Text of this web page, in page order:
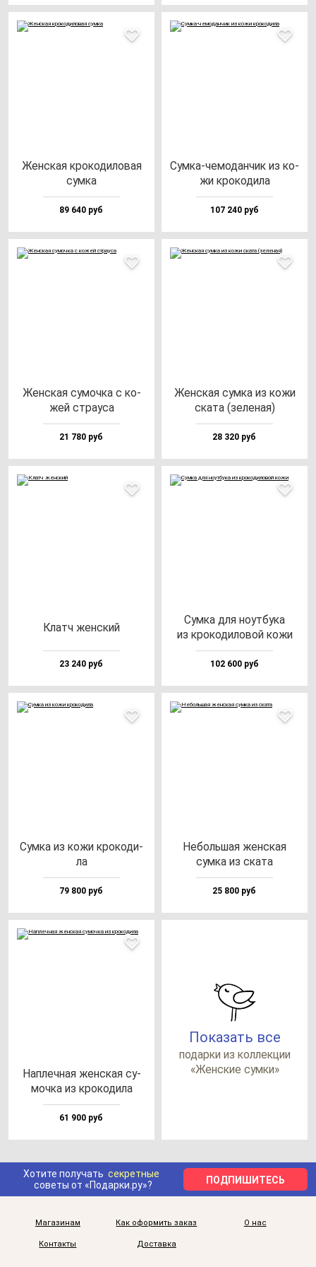
Жен­ская кро­ко­ди­ло­вая
сум­ка
89 640 руб
Сум­ка-че­мо­дан­чик из ко­
жи кро­ко­ди­ла
107 240 руб
Жен­ская су­моч­ка с ко­
жей стра­уса
21 780 руб
Жен­ская сум­ка из ко­жи
ска­та (зе­ле­ная)
28 320 руб
Клатч жен­ский
23 240 руб
Сум­ка для но­ут­бу­ка
из кро­ко­ди­ло­вой ко­жи
102 600 руб
Сум­ка из ко­жи кро­ко­ди­
ла
79 800 руб
Неболь­шая жен­ская
сум­ка из ска­та
25 800 руб
Нап­леч­ная жен­ская су­
моч­ка из кро­ко­ди­ла
61 900 руб
Показать все
по­дар­ки из кол­лек­ции
«Жен­ские сум­ки»
Хотите получать секретные
советы от «Подарки.ру»?
ПОДПИШИТЕСЬ
Магазинам Как оформить заказ О нас
Контакты Доставка